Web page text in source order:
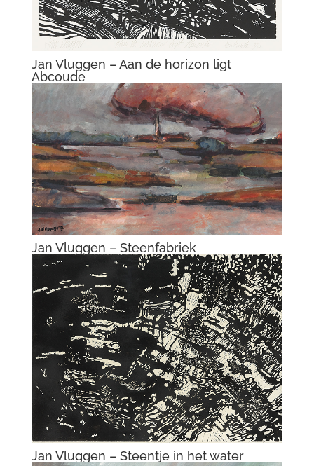
Jan Vluggen – Betuws landschap
Jan Vluggen – Vier Heemskinderen II